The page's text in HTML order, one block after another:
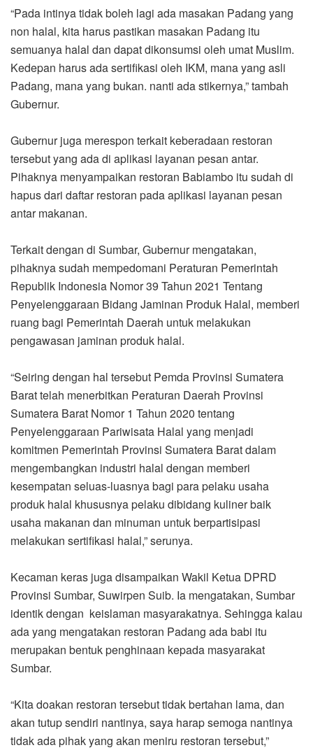
“Pada intinya tidak boleh lagi ada masakan Padang yang
non halal, kita harus pastikan masakan Padang itu
semuanya halal dan dapat dikonsumsi oleh umat Muslim.
Kedepan harus ada sertifikasi oleh IKM, mana yang asli
Padang, mana yang bukan. nanti ada stikernya,” tambah
Gubernur.
Gubernur juga merespon terkait keberadaan restoran
tersebut yang ada di aplikasi layanan pesan antar.
Pihaknya menyampaikan restoran Babiambo itu sudah di
hapus dari daftar restoran pada aplikasi layanan pesan
antar makanan.
Terkait dengan di Sumbar, Gubernur mengatakan,
pihaknya sudah mempedomani Peraturan Pemerintah
Republik Indonesia Nomor 39 Tahun 2021 Tentang
Penyelenggaraan Bidang Jaminan Produk Halal, memberi
ruang bagi Pemerintah Daerah untuk melakukan
pengawasan jaminan produk halal.
“Seiring dengan hal tersebut Pemda Provinsi Sumatera
Barat telah menerbitkan Peraturan Daerah Provinsi
Sumatera Barat Nomor 1 Tahun 2020 tentang
Penyelenggaraan Pariwisata Halal yang menjadi
komitmen Pemerintah Provinsi Sumatera Barat dalam
mengembangkan industri halal dengan memberi
kesempatan seluas-luasnya bagi para pelaku usaha
produk halal khususnya pelaku dibidang kuliner baik
usaha makanan dan minuman untuk berpartisipasi
melakukan sertifikasi halal,” serunya.
Kecaman keras juga disampaikan Wakil Ketua DPRD
Provinsi Sumbar, Suwirpen Suib. Ia mengatakan, Sumbar
identik dengan keislaman masyarakatnya. Sehingga kalau
ada yang mengatakan restoran Padang ada babi itu
merupakan bentuk penghinaan kepada masyarakat
Sumbar.
“Kita doakan restoran tersebut tidak bertahan lama, dan
akan tutup sendiri nantinya, saya harap semoga nantinya
tidak ada pihak yang akan meniru restoran tersebut,”